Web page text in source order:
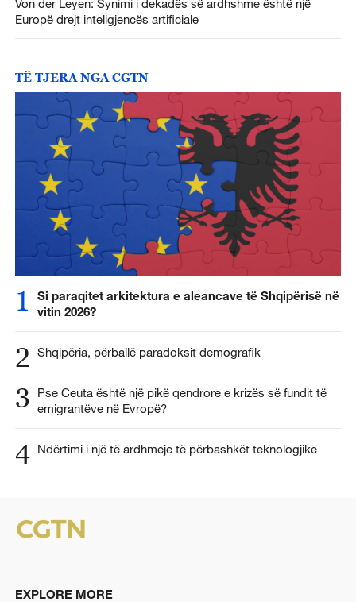
Europë drejt inteligjencës artificiale
TË TJERA NGA CGTN
1
Si paraqitet arkitektura e aleancave të Shqipërisë në
vitin 2026?
2 Shqipëria, përballë paradoksit demografik
3
Pse Ceuta është një pikë qendrore e krizës së fundit të
emigrantëve në Evropë?
4 Ndërtimi i një të ardhmeje të përbashkët teknologjike
EXPLORE MORE